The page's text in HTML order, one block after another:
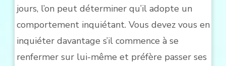
jours, l’on peut déterminer qu’il adopte un
comportement inquiétant. Vous devez vous en
inquiéter davantage s’il commence à se
renfermer sur lui-même et préfère passer ses